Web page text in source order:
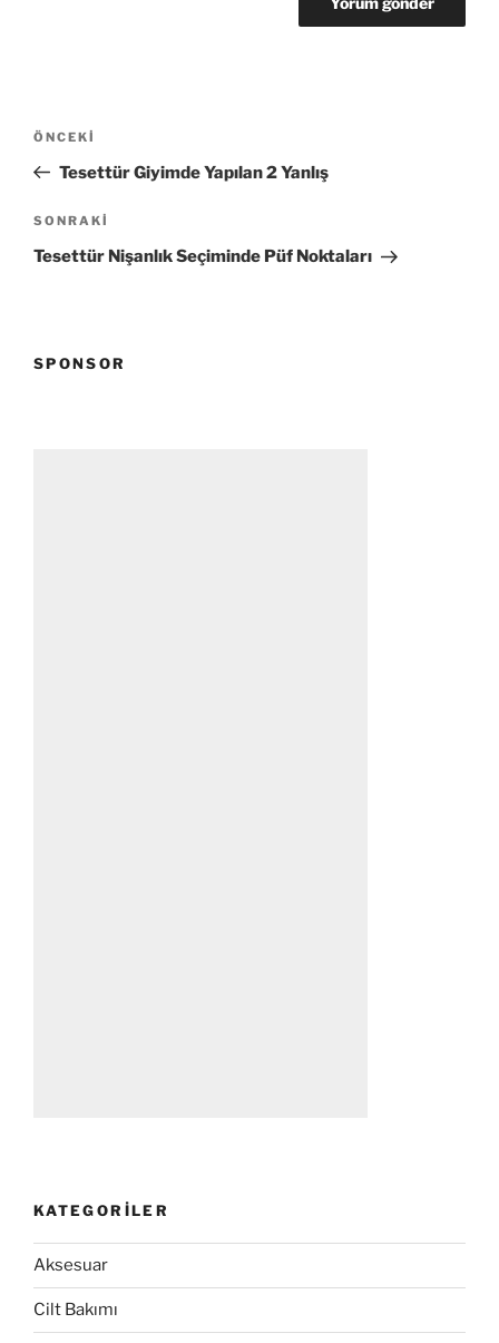
Yazı
Önceki
Yazı
ÖNCEKI
Tesettür Giyimde Yapılan 2 Yanlış
Sonraki
Yazı
SONRAKI
Tesettür Nişanlık Seçiminde Püf Noktaları
SPONSOR
KATEGORILER
Aksesuar
Cilt Bakımı